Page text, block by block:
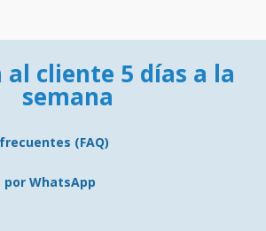
cliente 5 días a la
semana
(FAQ)
por WhatsApp